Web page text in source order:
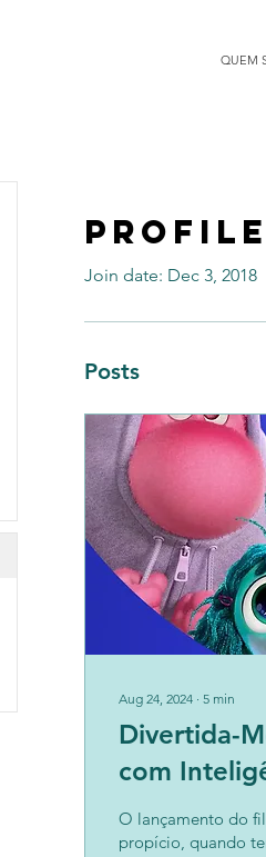
QUEM
Profile
Join date: Dec 3, 2018
Posts
Aug 24, 2024 ∙ 5 min
Divertida-
com
O lançamento do filme
propício, quando temas